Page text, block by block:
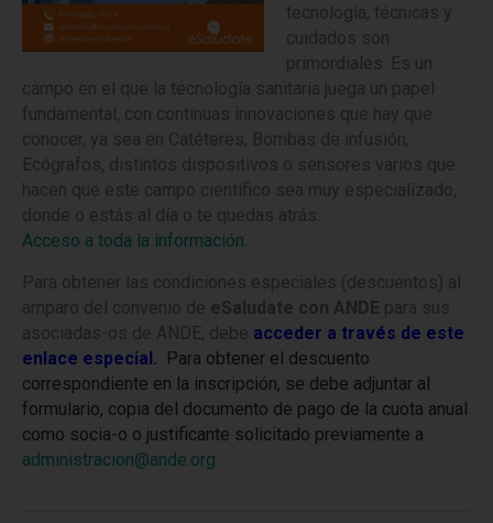
tecnología, técnicas y
cuidados son
primordiales. Es un
campo en el que la tecnología sanitaria juega un papel
fundamental, con continuas innovaciones que hay que
conocer, ya sea en Catéteres, Bombas de infusión,
Ecógrafos, distintos dispositivos o sensores varios que
hacen que este campo científico sea muy especializado,
donde o estás al día o te quedas atrás.
Acceso a toda la información.
Para obtener las condiciones especiales (descuentos) al
amparo del convenio de eSaludate con ANDE para sus
asociadas-os de ANDE, debe acceder a través de este
enlace especial. Para obtener el descuento
correspondiente en la inscripción, se debe adjuntar al
formulario, copia del documento de pago de la cuota anual
como socia-o o justificante solicitado previamente a
administracion@ande.org